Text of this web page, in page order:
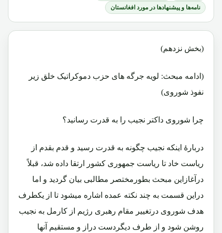
نامه‌ها و پیشنهادها در مورد افغانستان
(بخش نزدهم)
(ادامه مبحث: لویه جرگه های حزب دموکراتیک خلق زیر
نفوذ شوروی)
چرا شوروی داکتر نجیب را به قدرت رسانید؟
دربارۀ اینکه نجیب چگونه به قدرت رسید و قدم بقدم از
ریاست خاد تا ریاست جمهوری کشور ارتقا داده شد، قبلاً
درآغازاین مبحث بطورمختصر مطالبی بیان گردید و اما
دراین قسمت به چند نکته عمده اشاره میشود تا از یکطرف
هدف شوروی درتغییر مقام رهبری رژیم از کارمل به نجیب
روشن شود و از طرف دیگردست دراز و مستقیم آنها